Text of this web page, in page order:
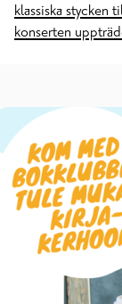
klassiska stycken
konserten